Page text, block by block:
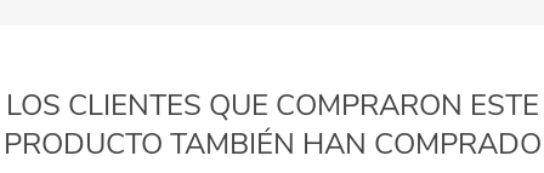
LOS CLIENTES QUE COMPRARON ESTE
PRODUCTO TAMBIÉN HAN COMPRADO